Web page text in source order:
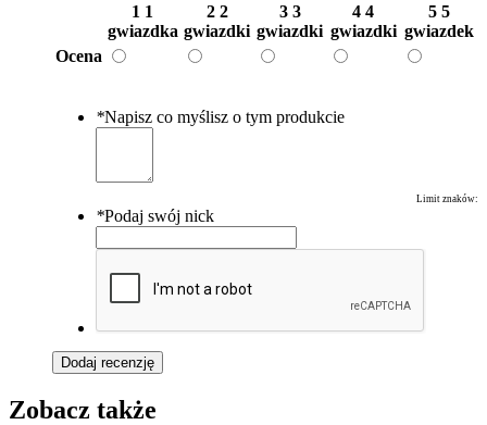
1 1
gwiazdka
2 2
gwiazdki
3 3
gwiazdki
4 4
gwiazdki
5 5
gwiazdek
Ocena
*Napisz co myślisz o tym produkcie
Limit znaków:
*Podaj swój nick
Dodaj recenzję
Zobacz także